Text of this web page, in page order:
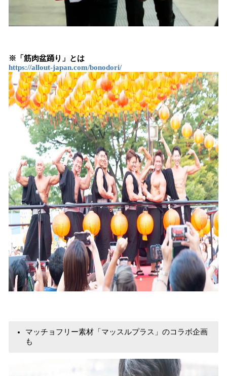
※「筋肉盆踊り」とは
https://allout-japan.com/bonodori/
マッチョフリー素材「マッスルプラス」のコラボ企画
も